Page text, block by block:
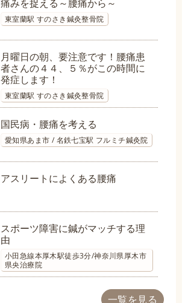
痛みを捉える～腰痛から～
東室蘭駅 すのさき鍼灸整骨院
月曜日の朝、要注意です！腰痛患
者さんの４４、５％がこの時間に
発症します！
東室蘭駅 すのさき鍼灸整骨院
国民病・腰痛を考える
愛知県あま市 / 名鉄七宝駅 フルミチ鍼灸院
アスリートによくある腰痛
スポーツ障害に鍼がマッチする理
由
小田急線本厚木駅徒歩3分/神奈川県厚木市
県央治療院
一覧を見る